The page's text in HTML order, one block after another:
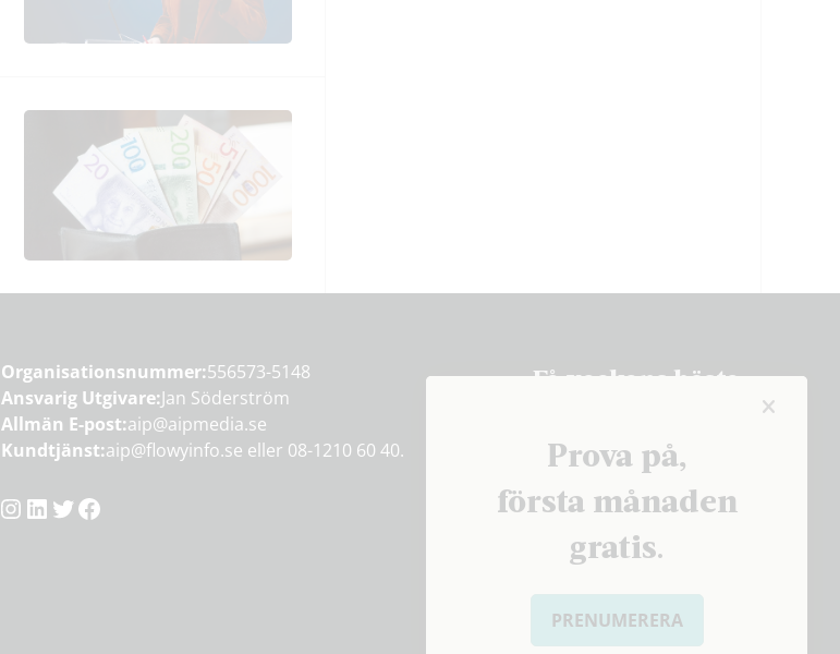
Prova på,
första månaden
gratis.
PRENUMERERA
Organisationsnummer:556573-5148
Ansvarig Utgivare:Jan Söderström
Allmän E-post:aip@aipmedia.se
Kundtjänst:aip@flowyinfo.se eller 08-1210 60 40.
Instagram
LinkedIn
Twitter
Facebook
Få veckans bästa
PRENUMERERA